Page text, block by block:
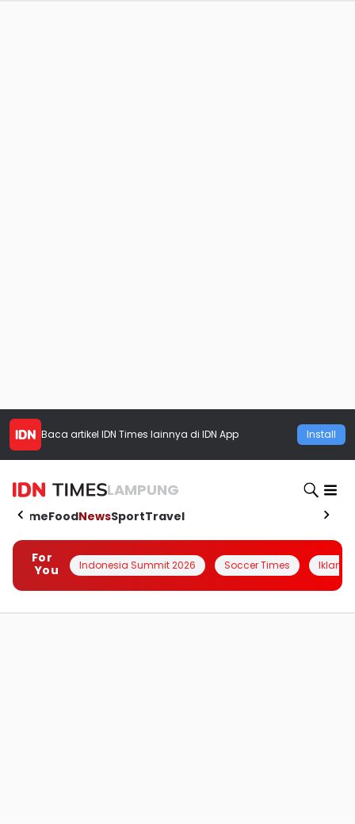
Baca artikel IDN Times lainnya di IDN App Install
LAMPUNG
HomeFoodNewsSportTravel
For
You
Indonesia Summit 2026 Soccer Times Iklanin